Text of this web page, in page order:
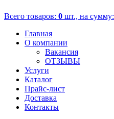
Всего товаров: 0 шт., на сумму:
Главная
О компании
Вакансия
ОТЗЫВЫ
Услуги
Каталог
Прайс-лист
Доставка
Контакты